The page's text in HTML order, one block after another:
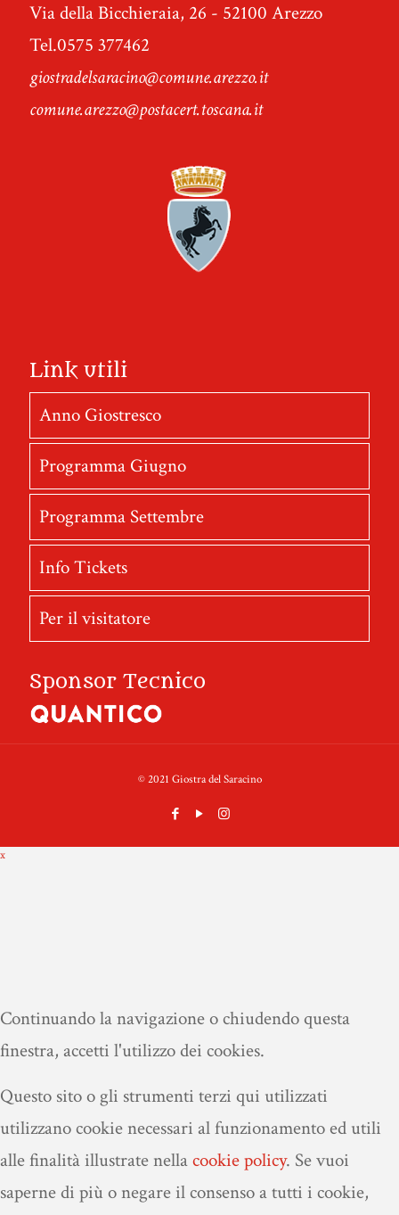
Via della Bicchieraia, 26 - 52100 Arezzo
Tel.0575 377462
giostradelsaracino@comune.arezzo.it
comune.arezzo@postacert.toscana.it
Link utili
Anno Giostresco
Programma Giugno
Programma Settembre
Info Tickets
Per il visitatore
Sponsor Tecnico
© 2021 Giostra del Saracino
x
Continuando la navigazione o chiudendo questa
finestra, accetti l'utilizzo dei cookies.
Questo sito o gli strumenti terzi qui utilizzati
utilizzano cookie necessari al funzionamento ed utili
alle finalità illustrate nellacookie policy. Se vuoi
saperne di più o negare il consenso a tutti i cookie,